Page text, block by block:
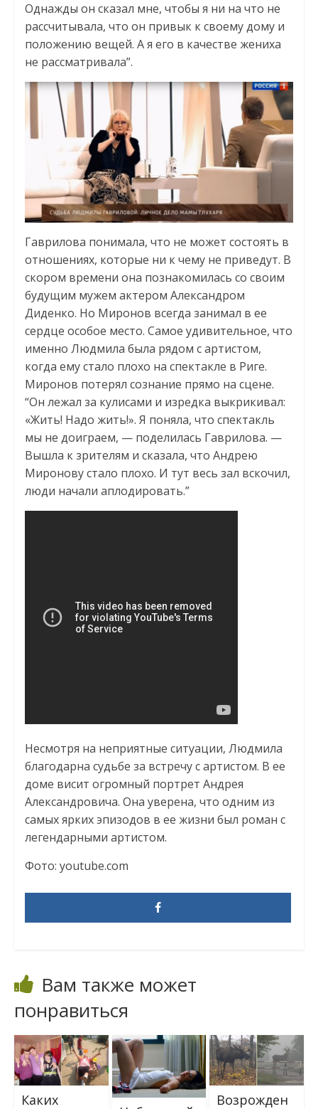
Однажды он сказал мне, чтобы я ни на что не
рассчитывала, что он привык к своему дому и
положению вещей. А я его в качестве жениха
не рассматривала”.
Гаврилова понимала, что не может состоять в
отношениях, которые ни к чему не приведут. В
скором времени она познакомилась со своим
будущим мужем актером Александром
Диденко. Но Миронов всегда занимал в ее
сердце особое место. Самое удивительное, что
именно Людмила была рядом с артистом,
когда ему стало плохо на спектакле в Риге.
Миронов потерял сознание прямо на сцене.
“Он лежал за кулисами и изредка выкрикивал:
«Жить! Надо жить!». Я поняла, что спектакль
мы не доиграем, — поделилась Гаврилова. —
Вышла к зрителям и сказала, что Андрею
Миронову стало плохо. И тут весь зал вскочил,
люди начали аплодировать.”
Несмотря на неприятные ситуации, Людмила
благодарна судьбе за встречу с артистом. В ее
доме висит огромный портрет Андрея
Александровича. Она уверена, что одним из
самых ярких эпизодов в ее жизни был роман с
легендарными артистом.
Фото: youtube.com
Вам также может
понравиться
Каких
Возрожден